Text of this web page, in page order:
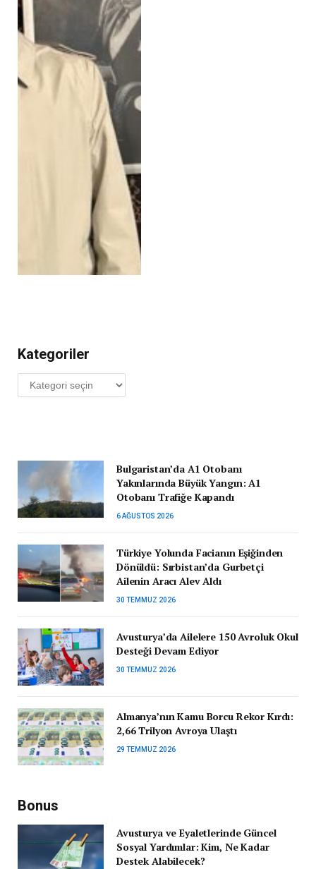
Kategoriler
Kategoriler
Bulgaristan’da A1 Otobanı
Yakınlarında Büyük Yangın: A1
Otobanı Trafiğe Kapandı
6 AĞUSTOS 2026
Türkiye Yolunda Facianın Eşiğinden
Dönüldü: Sırbistan’da Gurbetçi
Ailenin Aracı Alev Aldı
30 TEMMUZ 2026
Avusturya’da Ailelere 150 Avroluk Okul
Desteği Devam Ediyor
30 TEMMUZ 2026
Almanya’nın Kamu Borcu Rekor Kırdı:
2,66 Trilyon Avroya Ulaştı
29 TEMMUZ 2026
Bonus
Avusturya ve Eyaletlerinde Güncel
Sosyal Yardımlar: Kim, Ne Kadar
Destek Alabilecek?